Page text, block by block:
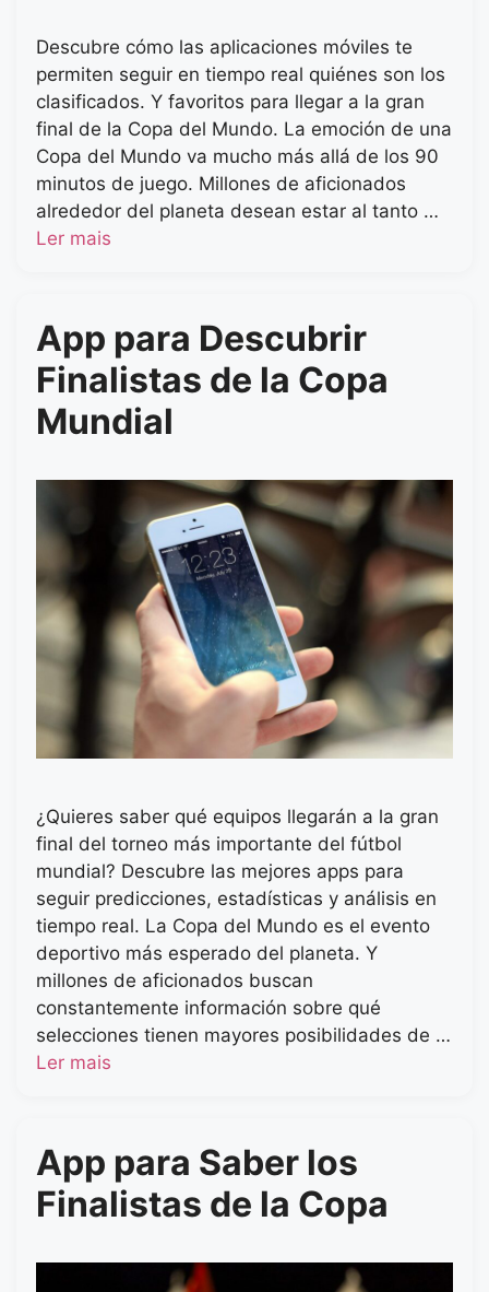
Descubre cómo las aplicaciones móviles te
permiten seguir en tiempo real quiénes son los
clasificados. Y favoritos para llegar a la gran
final de la Copa del Mundo. La emoción de una
Copa del Mundo va mucho más allá de los 90
minutos de juego. Millones de aficionados
alrededor del planeta desean estar al tanto …
Ler mais
App para Descubrir
Finalistas de la Copa
Mundial
¿Quieres saber qué equipos llegarán a la gran
final del torneo más importante del fútbol
mundial? Descubre las mejores apps para
seguir predicciones, estadísticas y análisis en
tiempo real. La Copa del Mundo es el evento
deportivo más esperado del planeta. Y
millones de aficionados buscan
constantemente información sobre qué
selecciones tienen mayores posibilidades de …
Ler mais
App para Saber los
Finalistas de la Copa